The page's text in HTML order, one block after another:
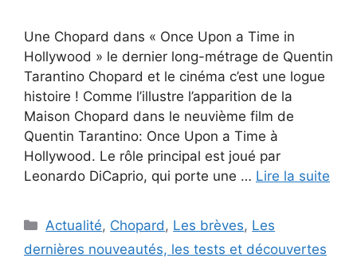
Une Chopard dans « Once Upon a Time in
Hollywood » le dernier long-métrage de Quentin
Tarantino Chopard et le cinéma c’est une logue
histoire ! Comme l’illustre l’apparition de la
Maison Chopard dans le neuvième film de
Quentin Tarantino: Once Upon a Time à
Hollywood. Le rôle principal est joué par
Leonardo DiCaprio, qui porte une … Lire la suite
Catégories
Actualité, Chopard , Les brèves, Les
dernières nouveautés, les tests et découvertes